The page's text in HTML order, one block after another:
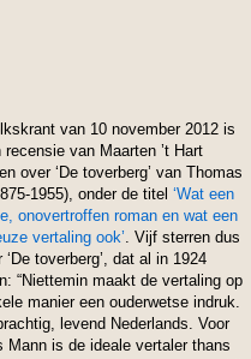
van 10 november 2012 is
recensie van Maarten ’t Hart
over ‘De toverberg’ van Thomas
1955), onder de titel ‘Wat een
onovertroffen roman en wat een
vertaling ook’. Vijf sterren dus
‘De toverberg’, dat al in 1924
“Niettemin maakt de vertaling op
manier een ouderwetse indruk.
levend Nederlands. Voor
Mann is de ideale vertaler thans